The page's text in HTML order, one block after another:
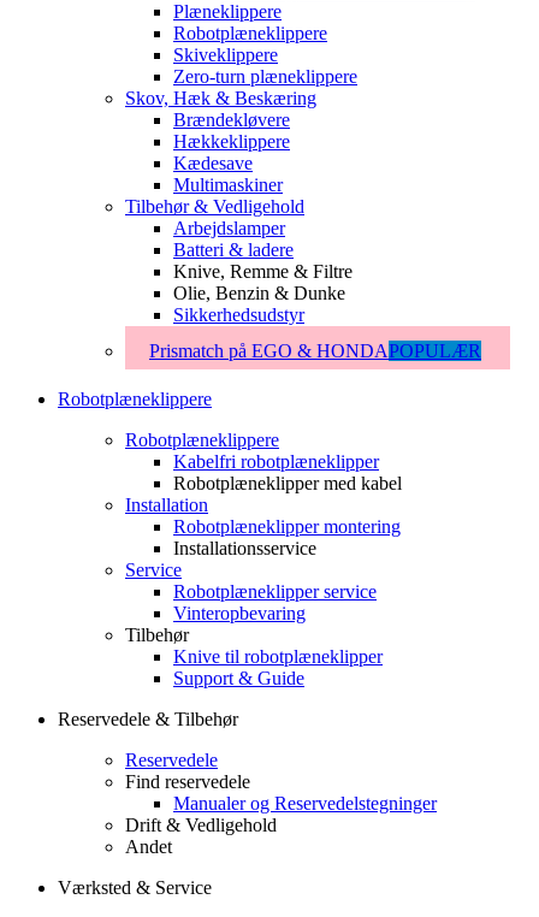
Plæneklippere
Robotplæneklippere
Skiveklippere
Zero-turn plæneklippere
Skov, Hæk & Beskæring
Brændekløvere
Hækkeklippere
Kædesave
Multimaskiner
Tilbehør & Vedligehold
Arbejdslamper
Batteri & ladere
Knive, Remme & Filtre
Olie, Benzin & Dunke
Sikkerhedsudstyr
Prismatch på EGO & HONDAPOPULÆR
Robotplæneklippere
Robotplæneklippere
Kabelfri robotplæneklipper
Robotplæneklipper med kabel
Installation
Robotplæneklipper montering
Installationsservice
Service
Robotplæneklipper service
Vinteropbevaring
Tilbehør
Knive til robotplæneklipper
Support & Guide
Reservedele & Tilbehør
Reservedele
Find reservedele
Manualer og Reservedelstegninger
Drift & Vedligehold
Andet
Værksted & Service